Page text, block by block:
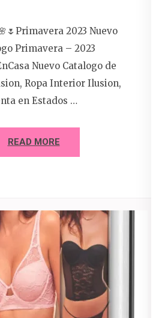
2023 Nuevo
Primavera – 2023
Nuevo Catalogo de
Ropa Interior Ilusion,
en Estados …
READ MORE